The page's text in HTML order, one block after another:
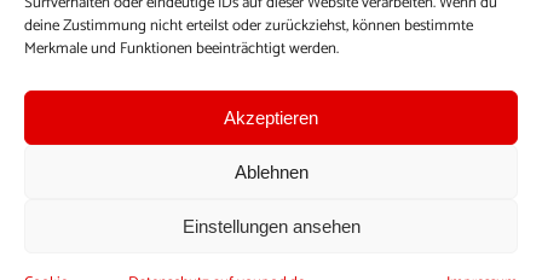
deine Zustimmung nicht erteilst oder zurückziehst, können bestimmte
Merkmale und Funktionen beeinträchtigt werden.
Akzeptieren
Ablehnen
Einstellungen ansehen
dich anmelden, um alle Funktionen nutzen zu können, ein
Profil anzulegen, eigene Beiträge hochzuladen und zu
Einloggen